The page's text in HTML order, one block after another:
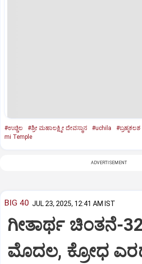
#ಉಚ್ಚಿಲ #ಶ್ರೀ ಮಹಾಲಕ್ಷ್ಮೀ ದೇವಸ್ಥಾನ #uchila #ಬ್ರಹ್ಮಕಲಶ
mi Temple
ADVERTISEMENT
BIG 40 JUL 23, 2025, 12:41 AM IST
ಗೀತಾರ್ಥ ಚಿಂತನೆ-
ಮೊದಲ, ಕ್ರೋಧ